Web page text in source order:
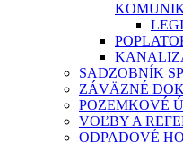
SADZOBNÍK
ZÁVÄZNÉ
POZEMKOVÉ
VOĽBY A
ODPADOVÉ